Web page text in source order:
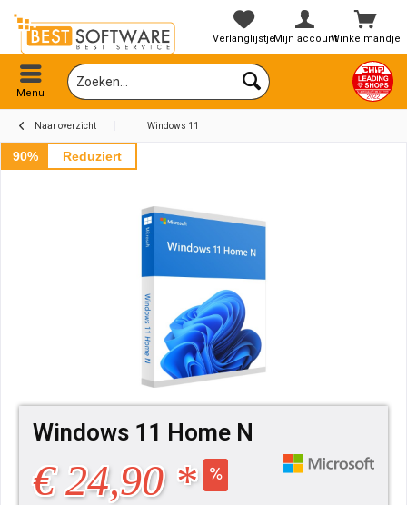
Winkelmandje
VerlanglijstjeMijn account
Menu
Naar overzicht Windows 11
90% Reduziert
Windows 11 Home N
€ 24,90 *